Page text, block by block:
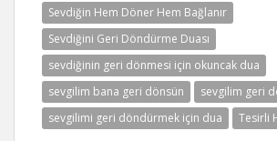
Sevdiğin Hem Döner Hem Bağlanır
Sevdiğini Geri Döndürme Duası
sevdiğinin geri dönmesi için okuncak dua
sevgilim bana geri dönsün
sevgilim geri
sevgilimi geri döndürmek için dua
Tesirli